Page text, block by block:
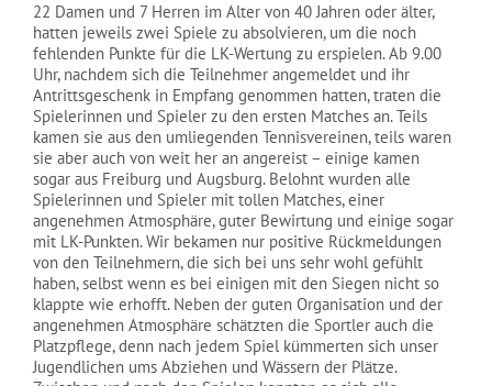
22 Damen und 7 Herren im Alter von 40 Jahren oder älter,
hatten jeweils zwei Spiele zu absolvieren, um die noch
fehlenden Punkte für die LK-Wertung zu erspielen. Ab 9.00
Uhr, nachdem sich die Teilnehmer angemeldet und ihr
Antrittsgeschenk in Empfang genommen hatten, traten die
Spielerinnen und Spieler zu den ersten Matches an. Teils
kamen sie aus den umliegenden Tennisvereinen, teils waren
sie aber auch von weit her an angereist – einige kamen
sogar aus Freiburg und Augsburg. Belohnt wurden alle
Spielerinnen und Spieler mit tollen Matches, einer
angenehmen Atmosphäre, guter Bewirtung und einige sogar
mit LK-Punkten. Wir bekamen nur positive Rückmeldungen
von den Teilnehmern, die sich bei uns sehr wohl gefühlt
haben, selbst wenn es bei einigen mit den Siegen nicht so
klappte wie erhofft. Neben der guten Organisation und der
angenehmen Atmosphäre schätzten die Sportler auch die
Platzpflege, denn nach jedem Spiel kümmerten sich unser
Jugendlichen ums Abziehen und Wässern der Plätze.